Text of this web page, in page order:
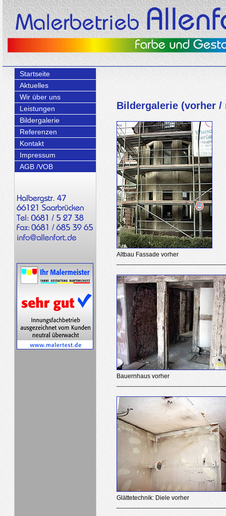
Startseite
Aktuelles
Wir über uns
Leistungen
Bildergalerie
Referenzen
Kontakt
Impressum
AGB /VOB
Bildergalerie (vorher /
Altbau Fassade vorher
Bauernhaus vorher
Glättetechnik: Diele vorher